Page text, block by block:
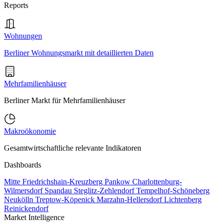
Reports
Wohnungen
Berliner Wohnungsmarkt mit detaillierten Daten
Mehrfamilienhäuser
Berliner Markt für Mehrfamilienhäuser
Makroökonomie
Gesamtwirtschaftliche relevante Indikatoren
Dashboards
Mitte Friedrichshain-Kreuzberg Pankow Charlottenburg-
Wilmersdorf Spandau Steglitz-ZehlendorfTempelhof-Schöneberg
Neukölln Treptow-Köpenick Marzahn-HellersdorfLichtenberg
Reinickendorf
Market Intelligence